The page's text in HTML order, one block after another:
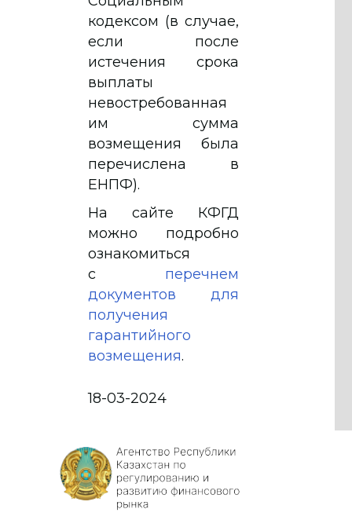
кодексом (в случае,
если после
истечения срока
выплаты
невостребованная
им сумма
возмещения была
перечислена в
ЕНПФ).
На сайте КФГД
можно подробно
ознакомиться
с перечнем
документов для
получения
гарантийного
возмещения.
18-03-2024